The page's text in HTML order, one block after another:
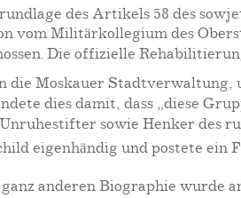
des Artikels 58 des
vom Militärkollegium des
Die offizielle
die Moskauer
dies damit, dass „diese
sowie Henker des
eigenhändig und postete ein
anderen Biographie wurde